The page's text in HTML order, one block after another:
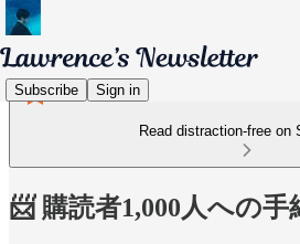
Subscribe Sign in
Read distraction-free on
📨 購読者1,000人への手